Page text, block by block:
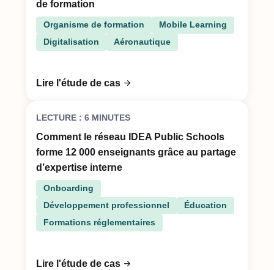
de formation
Organisme de formation
Mobile Learning
Digitalisation
Aéronautique
Lire l'étude de cas
LECTURE : 6 MINUTES
Comment le réseau IDEA Public Schools
forme 12 000 enseignants grâce au partage
d’expertise interne
Onboarding
Développement professionnel
Éducation
Formations réglementaires
Lire l'étude de cas